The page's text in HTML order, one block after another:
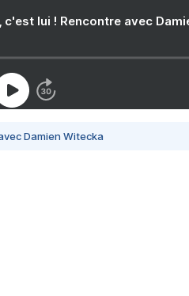
lui ! Rencontre avec
Damien Witecka